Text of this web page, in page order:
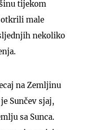
tijekom
otkrili male
nekoliko
na Zemljinu
Sunčev sjaj,
sa Sunca.